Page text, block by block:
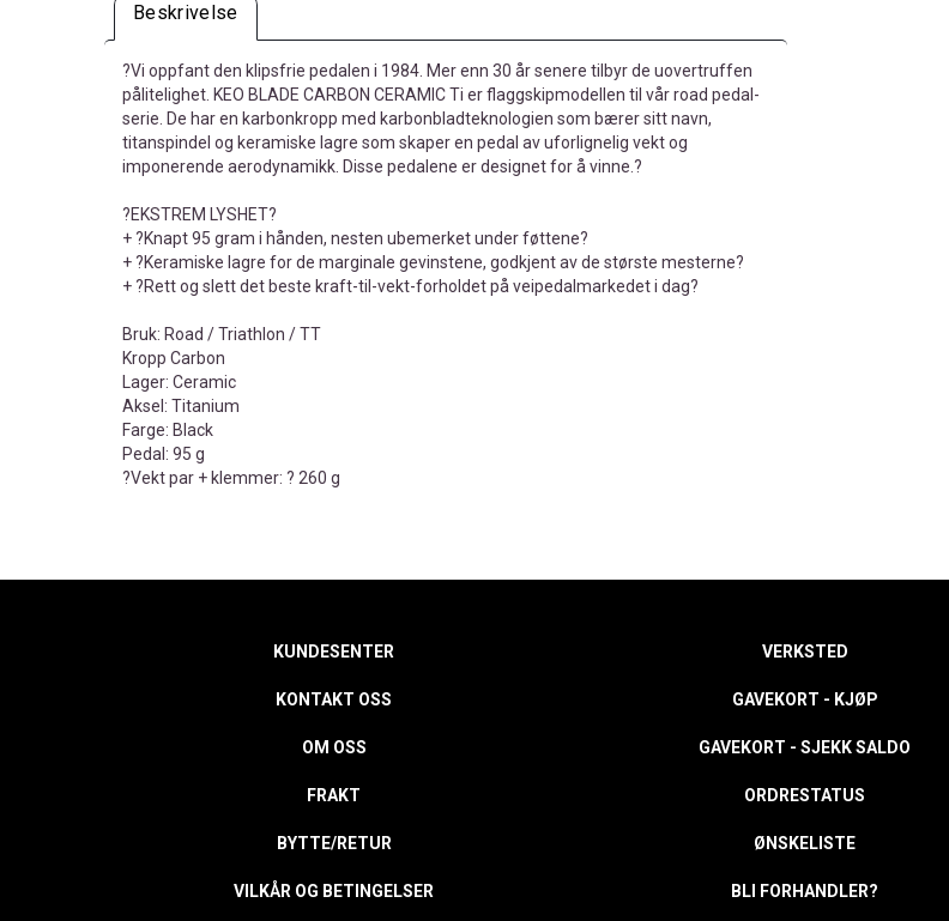
Beskrivelse
?Vi oppfant den klipsfrie pedalen i 1984. Mer enn 30 år senere tilbyr de uovertruffen
pålitelighet. KEO BLADE CARBON CERAMIC Ti er flaggskipmodellen til vår road pedal-
serie. De har en karbonkropp med karbonbladteknologien som bærer sitt navn,
titanspindel og keramiske lagre som skaper en pedal av uforlignelig vekt og
imponerende aerodynamikk. Disse pedalene er designet for å vinne.?
?EKSTREM LYSHET?
+ ?Knapt 95 gram i hånden, nesten ubemerket under føttene?
+ ?Keramiske lagre for de marginale gevinstene, godkjent av de største mesterne?
+ ?Rett og slett det beste kraft-til-vekt-forholdet på veipedalmarkedet i dag?
Bruk: Road / Triathlon / TT
Kropp Carbon
Lager: Ceramic
Aksel: Titanium
Farge: Black
Pedal: 95 g
?Vekt par + klemmer: ? 260 g
KUNDESENTER
KONTAKT OSS
OM OSS
FRAKT
BYTTE/RETUR
VILKÅR OG BETINGELSER
VERKSTED
GAVEKORT - KJØP
GAVEKORT - SJEKK SALDO
ORDRESTATUS
ØNSKELISTE
BLI FORHANDLER?